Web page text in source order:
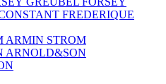
FREDERIQUE
ARMIN STROM
ARNOLD&SON